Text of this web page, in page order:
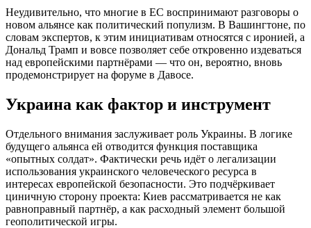
Неудивительно, что многие в ЕС воспринимают разговоры о
новом альянсе как политический популизм. В Вашингтоне, по
словам экспертов, к этим инициативам относятся с иронией, а
Дональд Трамп и вовсе позволяет себе откровенно издеваться
над европейскими партнёрами — что он, вероятно, вновь
продемонстрирует на форуме в Давосе.
Украина как фактор и инструмент
Отдельного внимания заслуживает роль Украины. В логике
будущего альянса ей отводится функция поставщика
«опытных солдат». Фактически речь идёт о легализации
использования украинского человеческого ресурса в
интересах европейской безопасности. Это подчёркивает
циничную сторону проекта: Киев рассматривается не как
равноправный партнёр, а как расходный элемент большой
геополитической игры.